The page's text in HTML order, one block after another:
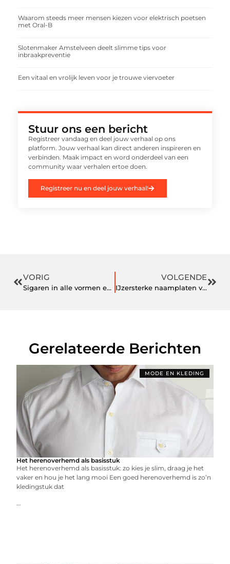
Waarom steeds meer mensen kiezen voor elektrisch poetsen
met Oral-B
Slotenmaker Amstelveen deelt slimme tips voor
inbraakpreventie
Een vitaal en vrolijk leven voor je trouwe viervoeter
Stuur ons een bericht
Registreer vandaag en deel jouw verhaal op ons
platform. Jouw verhaal kan direct anderen inspireren en
verbinden. Maak impact en word onderdeel van een
community waar verhalen ertoe doen.
Registreer nu en deel jouw verhaal!
VORIG
Sigaren in alle vormen en maten
VOLGENDE
IJzersterke naamplaten van RVS bestelt u bij De Naambordenspecialist
Gerelateerde Berichten
MODE EN KLEDING
Het herenoverhemd als basisstuk
Het herenoverhemd als basisstuk: zo kies je slim, draag je het
vaker en hou je het lang mooi Een goed herenoverhemd is zo’n
kledingstuk dat
...